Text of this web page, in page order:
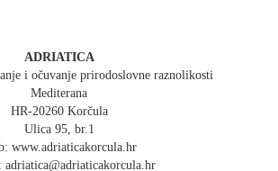
ADRIATICA
i očuvanje prirodoslovne raznolikosti
Mediterana
HR-20260 Korčula
Ulica 95, br.1
www.adriaticakorcula.hr
adriatica@adriaticakorcula.hr